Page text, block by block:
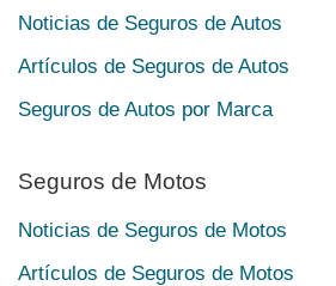
Noticias de Seguros de Autos
Artículos de Seguros de Autos
Seguros de Autos por Marca
Seguros de Motos
Noticias de Seguros de Motos
Artículos de Seguros de Motos